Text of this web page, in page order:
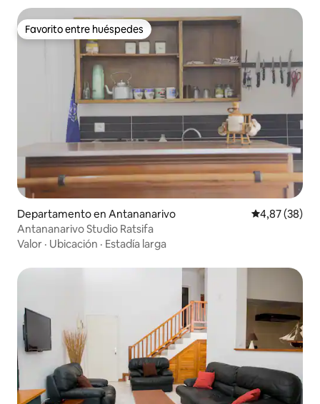
Favorito entre huéspedes
Favorito entre huéspedes
Departamento en Antananarivo Calificación
4,87 (38)
Antananarivo Studio Ratsifa
Valor · Ubicación · Estadía larga